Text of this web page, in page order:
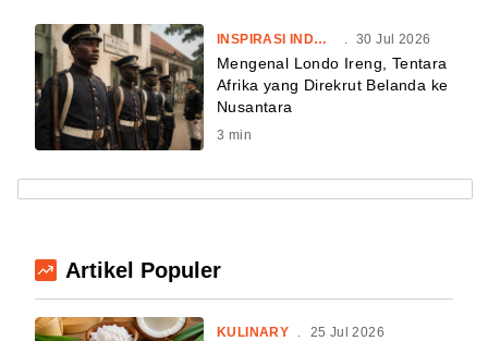
INSPIRASI INDONESIA 30 Jul 2026
Mengenal Londo Ireng, Tentara
Afrika yang Direkrut Belanda ke
Nusantara
3 min
Artikel Populer
KULINARY . 25 Jul 2026